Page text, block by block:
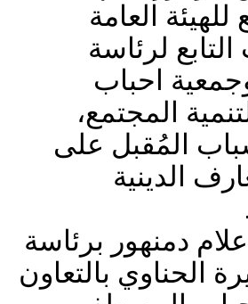
للهيئة العامة
لرئاسة
احباب
المجتمع،
المُقبل على
الدينية
دمنهور برئاسة
الحناوي بالتعاون